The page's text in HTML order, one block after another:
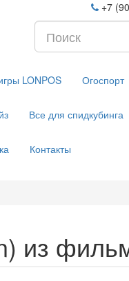
+7
LONPOS Огоспорт
Все для спидкубинга
Контакты
из